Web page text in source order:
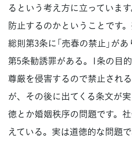
るという考え方に立っていま
防止するのかということです
総則第3条に「売春の禁止」が
第5条勧誘罪がある。1条の目
尊厳を侵害するので禁止され
が、その後に出てくる条文が
徳とか婚姻秩序の問題です。
えている。実は道徳的な問題